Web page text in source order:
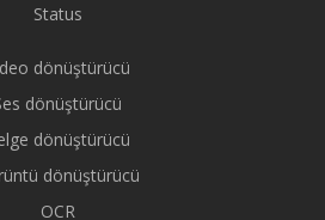
Status
dönüştürücü
dönüştürücü
dönüştürücü
dönüştürücü
OCR